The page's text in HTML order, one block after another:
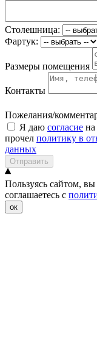
Столешница:
Фартук:
Размеры помещения
Контакты
Пожелания/
Я даю согласие
прочел политику в
данных
Отправить
Пользуясь сайтом,
соглашаетесь с
ок